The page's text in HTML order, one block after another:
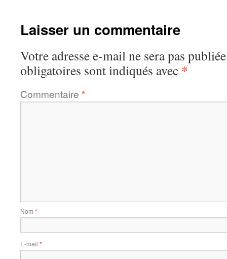
Laisser un commentaire
Votre adresse e-mail ne sera pas
obligatoires sont indiqués avec *
Commentaire *
Nom *
E-mail *